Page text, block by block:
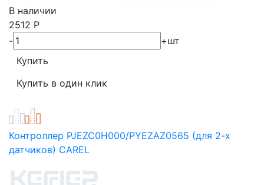
В наличии
2512 Р
-
+шт
Контроллер PJEZC0H000/PYEZAZ0565 (для 2-х
датчиков) CAREL